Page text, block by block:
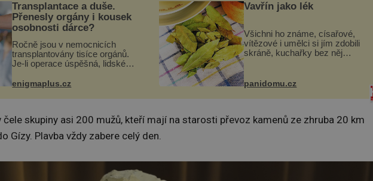
Transplantace a duše.
Přenesly orgány i kousek
osobnosti dárce?
Ročně jsou v nemocnicích
transplantovány tisíce orgánů.
Je-li operace úspěšná, lidské
své a pacient může vést
při transplantaci nepřijímám...
enigmaplus.cz
Vavřín jako lék
Všichni ho známe, císařové,
vítězové i umělci si jím zdobili
skráně, kuchařky bez něj
zmírnit některé naše neduhy.
Obsahuje v malém množství
ně...
panidomu.cz
skupiny asi 200 mužů, kteří mají na starosti převoz kamenů ze zhruba 20 km
Gízy. Plavba vždy zabere celý den.